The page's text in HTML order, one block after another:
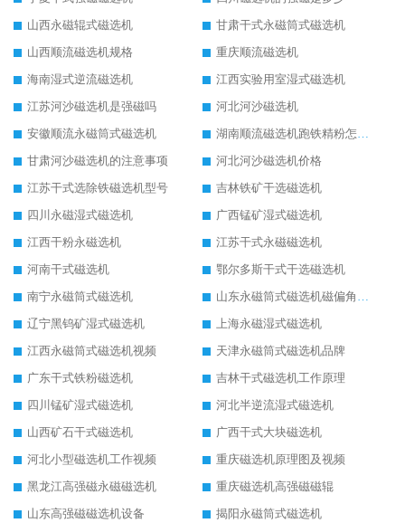
山西永磁辊式磁选机
甘肃干式永磁筒式磁选机
山西顺流磁选机规格
重庆顺流磁选机
海南湿式逆流磁选机
江西实验用室湿式磁选机
江苏河沙磁选机是强磁吗
河北河沙磁选机
安徽顺流永磁筒式磁选机
湖南顺流磁选机跑铁精粉怎么处理
甘肃河沙磁选机的注意事项
河北河沙磁选机价格
江苏干式选除铁磁选机型号
吉林铁矿干选磁选机
四川永磁湿式磁选机
广西锰矿湿式磁选机
江西干粉永磁选机
江苏干式永磁磁选机
河南干式磁选机
鄂尔多斯干式干选磁选机
南宁永磁筒式磁选机
山东永磁筒式磁选机磁偏角怎么调整
辽宁黑钨矿湿式磁选机
上海永磁湿式磁选机
江西永磁筒式磁选机视频
天津永磁筒式磁选机品牌
广东干式铁粉磁选机
吉林干式磁选机工作原理
四川锰矿湿式磁选机
河北半逆流湿式磁选机
山西矿石干式磁选机
广西干式大块磁选机
河北小型磁选机工作视频
重庆磁选机原理图及视频
黑龙江高强磁永磁磁选机
重庆磁选机高强磁磁辊
山东高强磁磁选机设备
揭阳永磁筒式磁选机